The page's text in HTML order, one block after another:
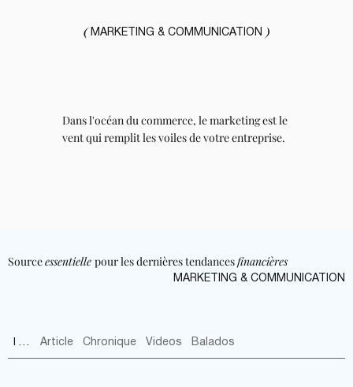
Dans l'océan du commerce, le marketing est le
vent qui remplit les voiles de votre entreprise.
( MARKETING & COMMUNICATION )
Sourceessentielle pour les dernières tendancesfinancières
MARKETING & COMMUNICATION
Tout Article Chronique Videos Balados
Tout